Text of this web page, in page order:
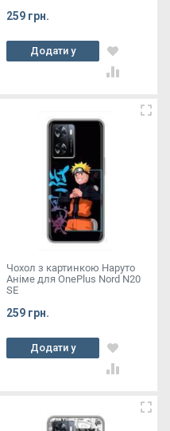
259 грн.
Додати у
кошик
Чохол з картинкою Наруто
Аніме для OnePlus Nord N20
SE
259 грн.
Додати у
кошик